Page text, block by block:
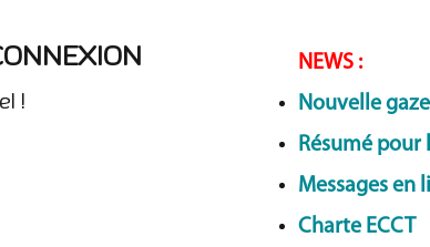
!
NEWS :
Nouvelle
Résumé pour
Messages en
Charte ECCT